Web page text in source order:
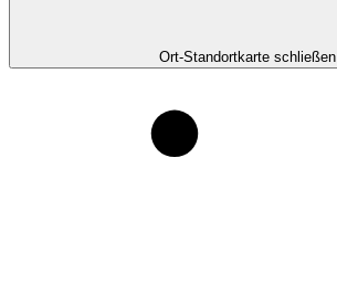
Ort-Standortkarte schließen